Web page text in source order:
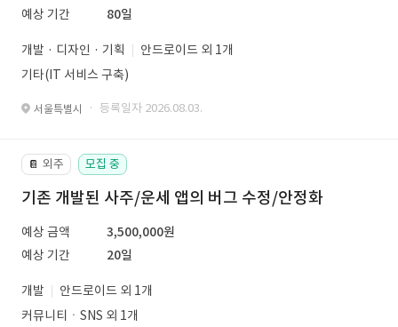
예상 기간
80일
개발 · 디자인 · 기획
안드로이드 외 1개
기타(IT 서비스 구축)
서울특별시 · 등록일자 2026.08.03.
📔 외주 모집 중
기존 개발된 사주/운세 앱의 버그 수정/안정화
예상 금액
3,500,000원
예상 기간
20일
개발
안드로이드 외 1개
커뮤니티ㆍSNS 외 1개